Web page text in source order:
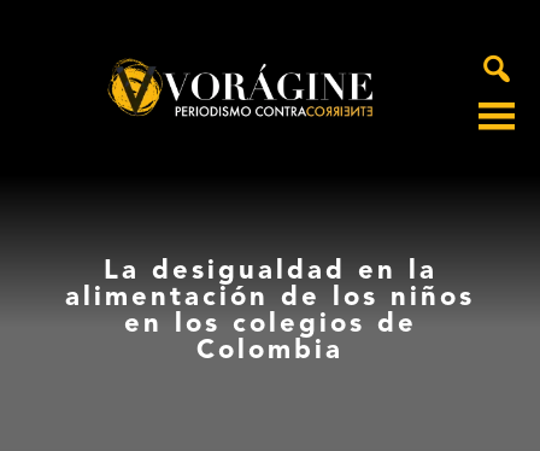
La desigualdad en la
alimentación de los niños
en los colegios de
Colombia